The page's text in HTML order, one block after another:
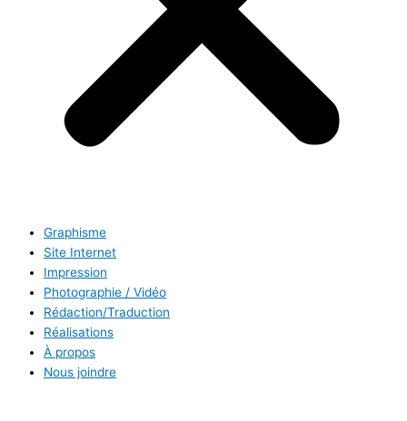
Graphisme
Site Internet
Impression
Photographie / Vidéo
Rédaction/Traduction
Réalisations
À propos
Nous joindre